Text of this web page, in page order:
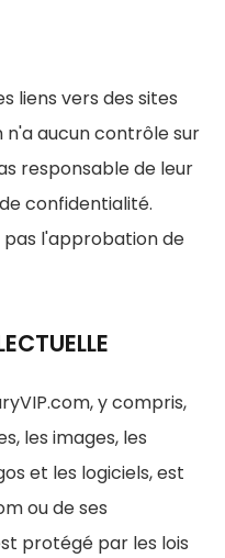
liens vers des sites
n'a aucun contrôle sur
responsable de leur
confidentialité.
pas l'approbation de
y compris,
les images, les
et les logiciels, est
ou de ses
protégé par les lois